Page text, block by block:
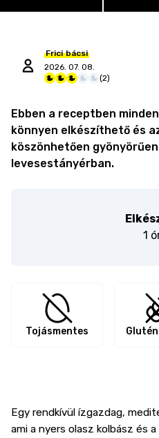
Frici bácsi
2026. 07. 08.
(2)
Ebben a receptben
könnyen elkészíthető és
köszönhetően
levesestányérban.
1
Tojásmentes
Egy rendkívül ízgazdag,
ami a nyers olasz kolbász és